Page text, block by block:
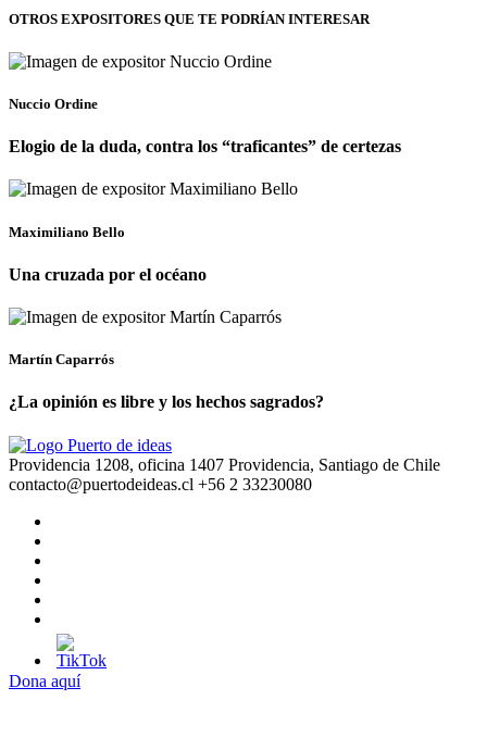
OTROS EXPOSITORES QUE TE PODRÍAN INTERESAR
Nuccio Ordine
Elogio de la duda, contra los “traficantes” de certezas
Maximiliano Bello
Una cruzada por el océano
Martín Caparrós
¿La opinión es libre y los hechos sagrados?
Providencia 1208, oficina 1407 Providencia, Santiago de Chile
contacto@puertodeideas.cl +56 2 33230080
Dona aquí